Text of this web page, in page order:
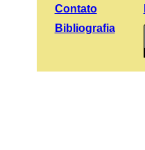
Contato
Bibliografia